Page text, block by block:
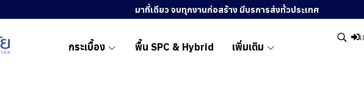
มาที่เดียว จบทุกงานก่อสร้าง มีบรการส่งทั่วประเทศ
กระเบื้อง พื้น SPC & Hybrid เพิ่มเติม